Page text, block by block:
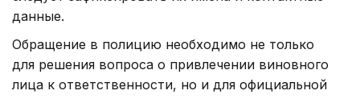
данные.
Обращение в полицию необходимо не только
для решения вопроса о привлечении виновного
лица к ответственности, но и для официальной